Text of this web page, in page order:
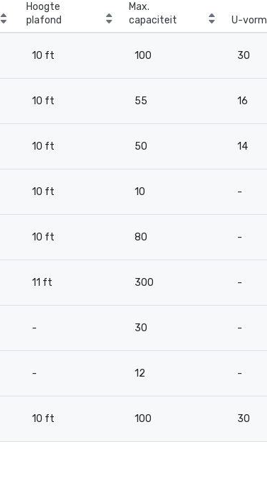
Hoogte
plafond
Max.
capaciteit
U-vorm
10 ft 100 30
10 ft 55 16
10 ft 50 14
10 ft 10 -
10 ft 80 -
11 ft 300 -
- 30 -
- 12 -
10 ft 100 30